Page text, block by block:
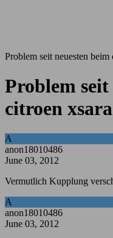
Problem seit neuesten beim
Problem seit
citroen xsara
A
anon18010486
June 03, 2012
Vermutlich Kupplung
A
anon18010486
June 03, 2012